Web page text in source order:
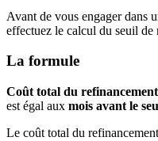
Avant de vous engager dans
effectuez le calcul du seuil de
La formule
Coût total du refinancement
est égal aux mois avant le
Le coût total du